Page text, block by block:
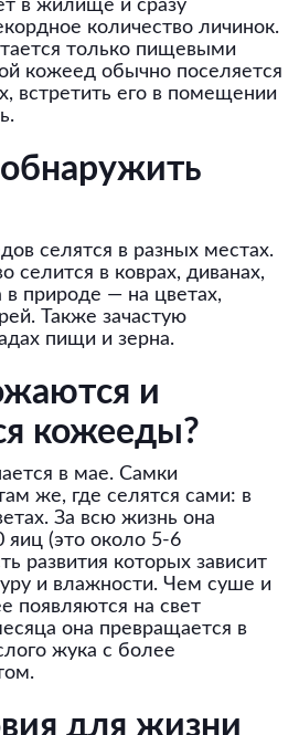
в жилище и сразу
количество личинок.
только пищевыми
кожеед обычно поселяется
встретить его в помещении
селятся в разных местах.
селится в коврах, диванах,
природе — на цветах,
Также зачастую
пищи и зерна.
и
кожееды?
в мае. Самки
же, где селятся сами: в
За всю жизнь она
яиц (это около 5-6
развития которых зависит
и влажности. Чем суше и
появляются на свет
она превращается в
жука с более
для жизни